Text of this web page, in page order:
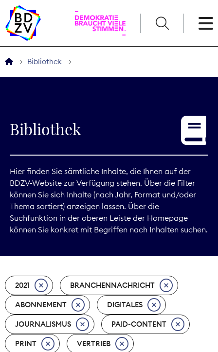
Service
Digitales
Kommunikation
Marktdaten
Nachhaltigkeit
Nachwuchs
Nova Award
Bibliothek
Bibliothek
Hier finden Sie sämtliche Inhalte, die Ihnen auf der
BDZV-Website zur Verfügung stehen. Über die Filter
können Sie sich Inhalte (nach Jahr, Format und/oder
Thema sortiert) anzeigen lassen. Über die
Suchfunktion in der oberen Leiste der Homepage
können Sie konkret mit Begriffen nach Inhalten suchen.
2021 BRANCHENNACHRICHT
ABONNEMENT DIGITALES
JOURNALISMUS PAID-CONTENT
PRINT VERTRIEB